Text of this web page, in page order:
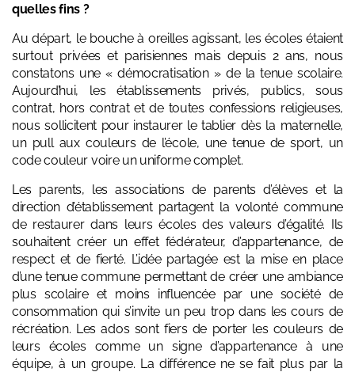
quelles fins ?
Au départ, le bouche à oreilles agissant, les écoles étaient
surtout privées et parisiennes mais depuis 2 ans, nous
constatons une « démocratisation » de la tenue scolaire.
Aujourd’hui, les établissements privés, publics, sous
contrat, hors contrat et de toutes confessions religieuses,
nous sollicitent pour instaurer le tablier dès la maternelle,
un pull aux couleurs de l’école, une tenue de sport, un
code couleur voire un uniforme complet.
Les parents, les associations de parents d’élèves et la
direction d’établissement partagent la volonté commune
de restaurer dans leurs écoles des valeurs d’égalité. Ils
souhaitent créer un effet fédérateur, d’appartenance, de
respect et de fierté. L’idée partagée est la mise en place
d’une tenue commune permettant de créer une ambiance
plus scolaire et moins influencée par une société de
consommation qui s’invite un peu trop dans les cours de
récréation. Les ados sont fiers de porter les couleurs de
leurs écoles comme un signe d’appartenance à une
équipe, à un groupe. La différence ne se fait plus par la